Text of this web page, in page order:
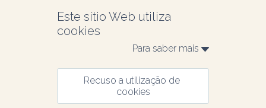
Este sítio Web utiliza
cookies
Para saber mais
Recuso a utilização de
cookies